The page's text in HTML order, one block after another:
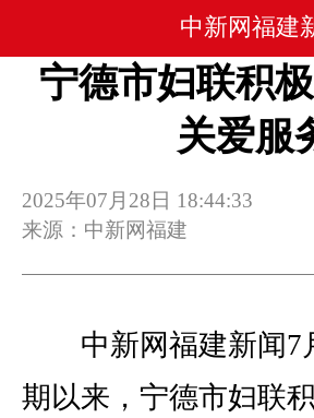
中新网福建
宁德市妇联积
关爱服
2025年07月28日 18:44:33
来源：中新网福建
中新网福建新闻7
期以来，宁德市妇联